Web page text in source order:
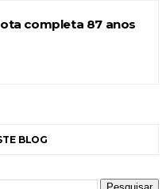
completa 87 anos
BLOG